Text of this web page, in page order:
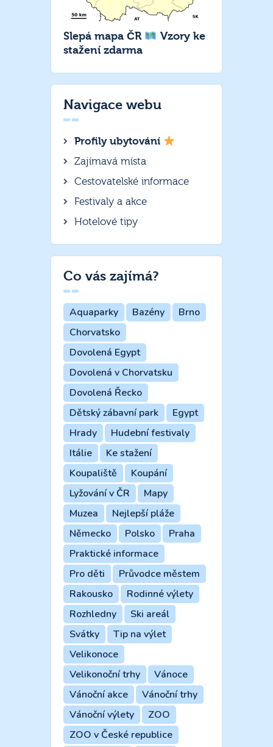
Slepá mapa ČR
Vzory ke
stažení zdarma
Navigace webu
Profily ubytování
Zajímavá místa
Cestovatelské informace
Festivaly a akce
Hotelové tipy
Co vás zajímá?
Aquaparky Bazény
Brno
Chorvatsko
Dovolená Egypt
Dovolená v Chorvatsku
Dovolená Řecko
Dětský zábavní park
Egypt
Hrady
Hudební festivaly
Itálie
Ke stažení
Koupaliště
Koupání
Lyžování v ČR
Mapy
Muzea
Nejlepší pláže
Německo
Polsko
Praha
Praktické informace
Pro děti
Průvodce městem
Rakousko
Rodinné výlety
Rozhledny
Ski areál
Svátky
Tip na výlet
Velikonoce
Velikonoční trhy
Vánoce
Vánoční akce
Vánoční trhy
Vánoční výlety
ZOO
ZOO v České republice